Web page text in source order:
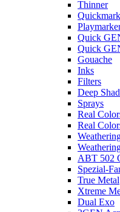
Thinner
Quick
Quick
Gouache
Inks
Filters
Deep
Sprays
Real
Real
ABT 502
Spezial-
True Metal
Xtreme
Dual Exo